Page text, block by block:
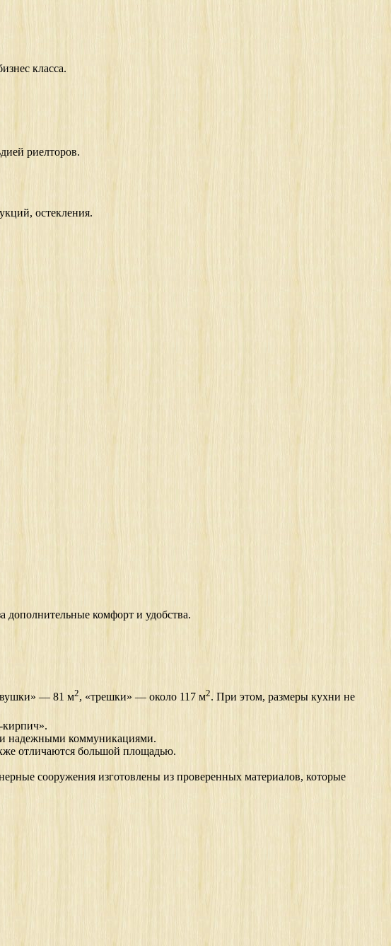
класса.
риелторов.
остекления.
дополнительные комфорт и удобства.
— 81 м2, «трешки» — около 117 м2. При этом, размеры кухни не
кирпич».
и надежными коммуникациями.
отличаются большой площадью.
сооружения изготовлены из проверенных материалов, которые